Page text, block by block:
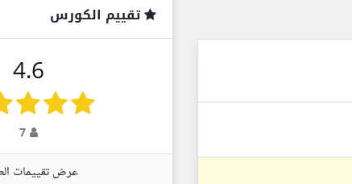
تقييم الكورس
4.6
7
عرض تقييمات